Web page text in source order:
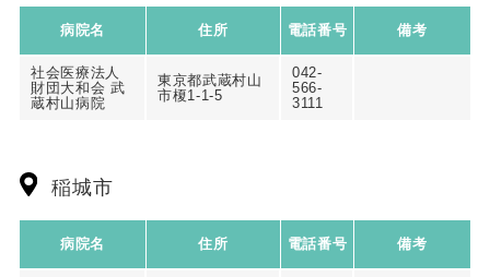
病院名 住所 電話番号 備考
社会医療法人
財団大和会 武
蔵村山病院
東京都武蔵村山
市榎1-1-5
042-
566-
3111
稲城市
病院名 住所 電話番号 備考